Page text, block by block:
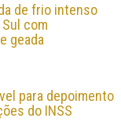
de frio intenso
com
geada
para depoimento
do INSS